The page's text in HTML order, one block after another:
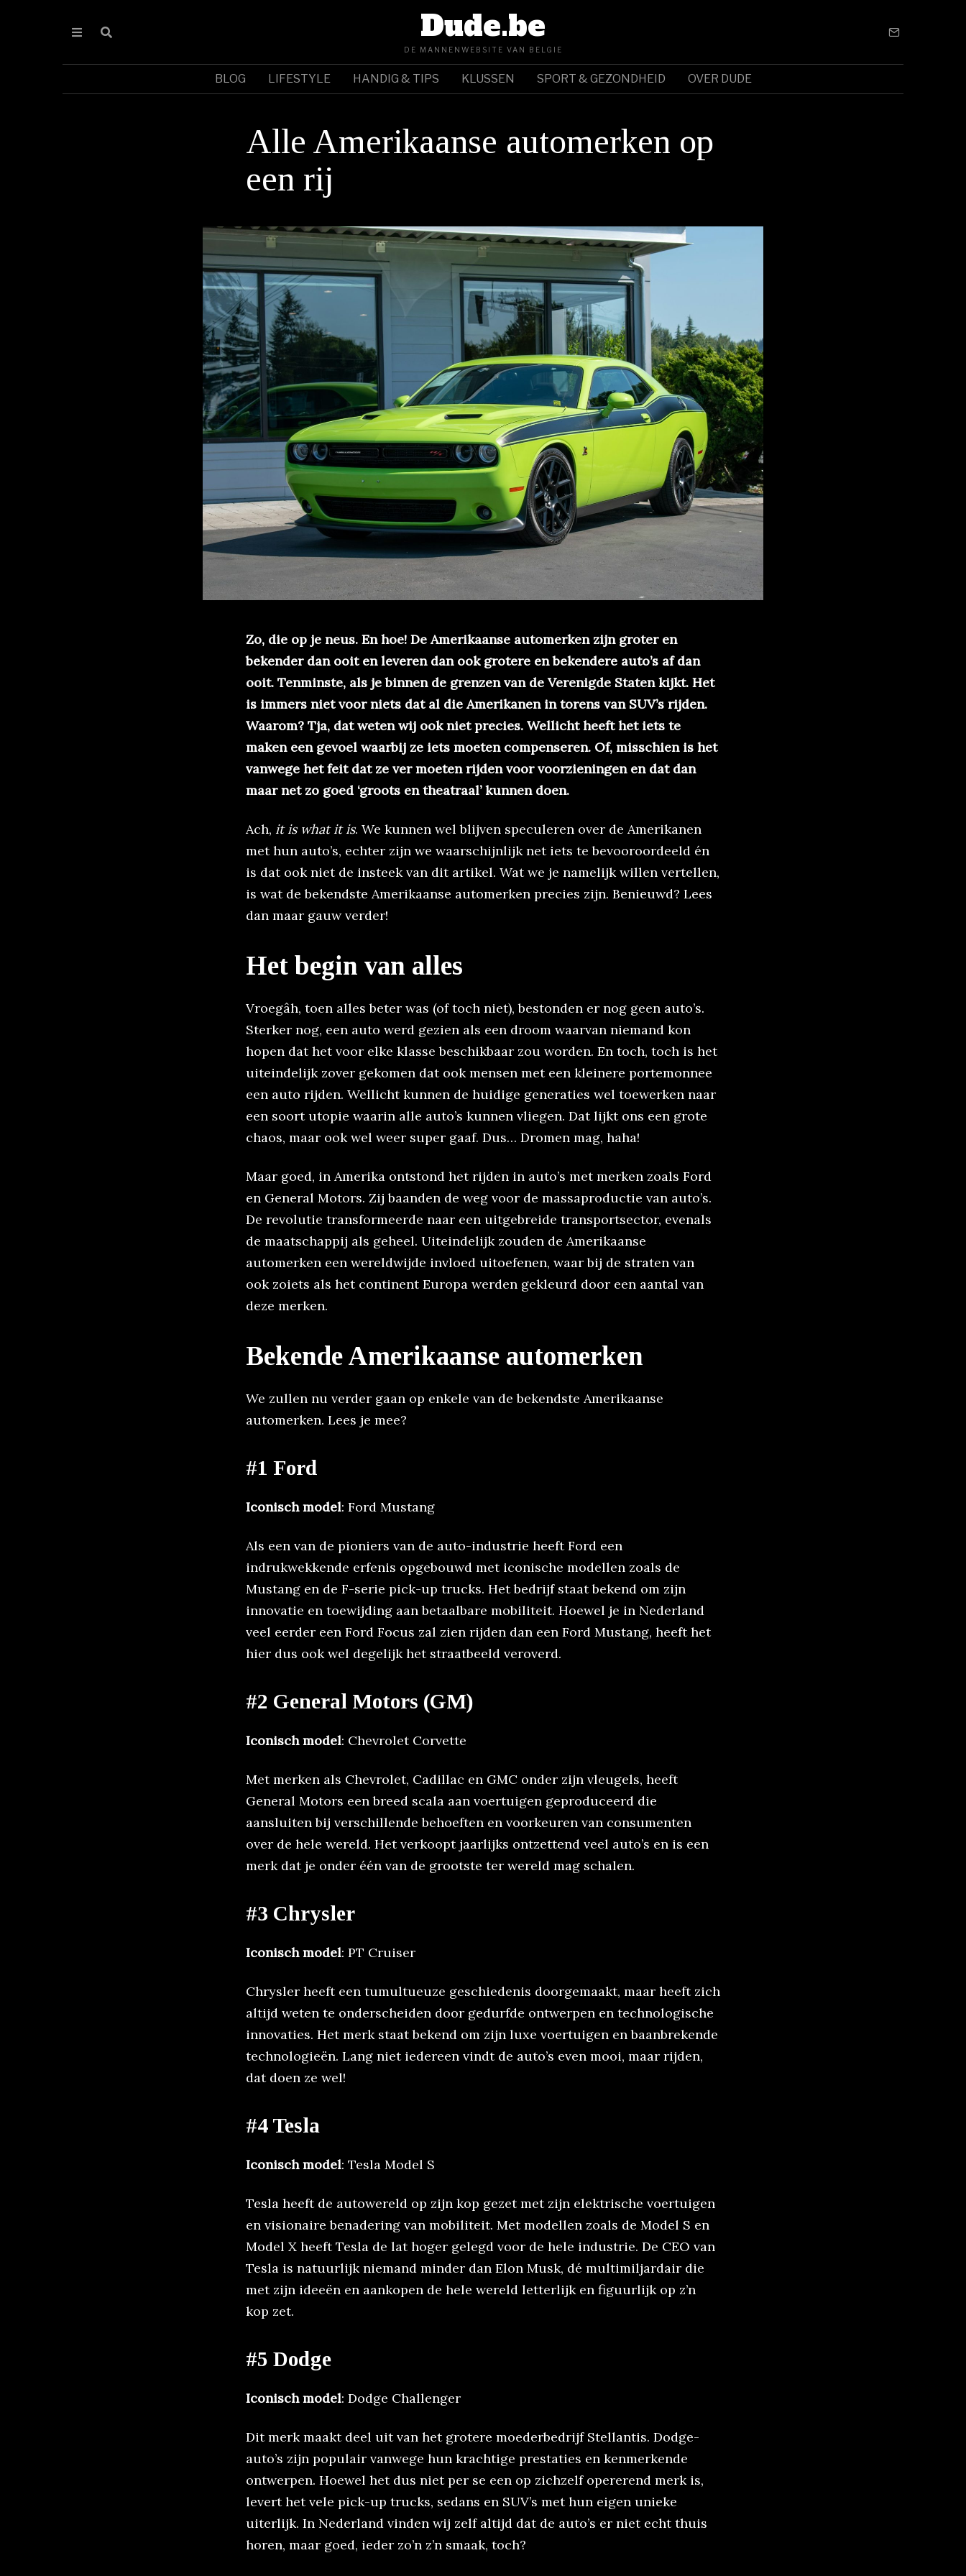
Dude.be
DE MANNENWEBSITE VAN BELGIE
BLOG LIFESTYLE HANDIG & TIPS KLUSSEN SPORT & GEZONDHEID OVER DUDE
Alle Amerikaanse automerken op
een rij
Zo, die op je neus. En hoe! De Amerikaanse automerken zijn groter en
bekender dan ooit en leveren dan ook grotere en bekendere auto’s af dan
ooit. Tenminste, als je binnen de grenzen van de Verenigde Staten kijkt. Het
is immers niet voor niets dat al die Amerikanen in torens van SUV’s rijden.
Waarom? Tja, dat weten wij ook niet precies. Wellicht heeft het iets te
maken een gevoel waarbij ze iets moeten compenseren. Of, misschien is het
vanwege het feit dat ze ver moeten rijden voor voorzieningen en dat dan
maar net zo goed ‘groots en theatraal’ kunnen doen.
Ach, it is what it is. We kunnen wel blijven speculeren over de Amerikanen
met hun auto’s, echter zijn we waarschijnlijk net iets te bevooroordeeld én
is dat ook niet de insteek van dit artikel. Wat we je namelijk willen vertellen,
is wat de bekendste Amerikaanse automerken precies zijn. Benieuwd? Lees
dan maar gauw verder!
Het begin van alles
Vroegâh, toen alles beter was (of toch niet), bestonden er nog geen auto’s.
Sterker nog, een auto werd gezien als een droom waarvan niemand kon
hopen dat het voor elke klasse beschikbaar zou worden. En toch, toch is het
uiteindelijk zover gekomen dat ook mensen met een kleinere portemonnee
een auto rijden. Wellicht kunnen de huidige generaties wel toewerken naar
een soort utopie waarin alle auto’s kunnen vliegen. Dat lijkt ons een grote
chaos, maar ook wel weer super gaaf. Dus… Dromen mag, haha!
Maar goed, in Amerika ontstond het rijden in auto’s met merken zoals Ford
en General Motors. Zij baanden de weg voor de massaproductie van auto’s.
De revolutie transformeerde naar een uitgebreide transportsector, evenals
de maatschappij als geheel. Uiteindelijk zouden de Amerikaanse
automerken een wereldwijde invloed uitoefenen, waar bij de straten van
ook zoiets als het continent Europa werden gekleurd door een aantal van
deze merken.
Bekende Amerikaanse automerken
We zullen nu verder gaan op enkele van de bekendste Amerikaanse
automerken. Lees je mee?
#1 Ford
Iconisch model: Ford Mustang
Als een van de pioniers van de auto-industrie heeft Ford een
indrukwekkende erfenis opgebouwd met iconische modellen zoals de
Mustang en de F-serie pick-up trucks. Het bedrijf staat bekend om zijn
innovatie en toewijding aan betaalbare mobiliteit. Hoewel je in Nederland
veel eerder een Ford Focus zal zien rijden dan een Ford Mustang, heeft het
hier dus ook wel degelijk het straatbeeld veroverd.
#2 General Motors (GM)
Iconisch model: Chevrolet Corvette
Met merken als Chevrolet, Cadillac en GMC onder zijn vleugels, heeft
General Motors een breed scala aan voertuigen geproduceerd die
aansluiten bij verschillende behoeften en voorkeuren van consumenten
over de hele wereld. Het verkoopt jaarlijks ontzettend veel auto’s en is een
merk dat je onder één van de grootste ter wereld mag schalen.
#3 Chrysler
Iconisch model: PT Cruiser
Chrysler heeft een tumultueuze geschiedenis doorgemaakt, maar heeft zich
altijd weten te onderscheiden door gedurfde ontwerpen en technologische
innovaties. Het merk staat bekend om zijn luxe voertuigen en baanbrekende
technologieën. Lang niet iedereen vindt de auto’s even mooi, maar rijden,
dat doen ze wel!
#4 Tesla
Iconisch model: Tesla Model S
Tesla heeft de autowereld op zijn kop gezet met zijn elektrische voertuigen
en visionaire benadering van mobiliteit. Met modellen zoals de Model S en
Model X heeft Tesla de lat hoger gelegd voor de hele industrie. De CEO van
Tesla is natuurlijk niemand minder dan Elon Musk, dé multimiljardair die
met zijn ideeën en aankopen de hele wereld letterlijk en figuurlijk op z’n
kop zet.
#5 Dodge
Iconisch model: Dodge Challenger
Dit merk maakt deel uit van het grotere moederbedrijf Stellantis. Dodge-
auto’s zijn populair vanwege hun krachtige prestaties en kenmerkende
ontwerpen. Hoewel het dus niet per se een op zichzelf opererend merk is,
levert het vele pick-up trucks, sedans en SUV’s met hun eigen unieke
uiterlijk. In Nederland vinden wij zelf altijd dat de auto’s er niet echt thuis
horen, maar goed, ieder zo’n z’n smaak, toch?